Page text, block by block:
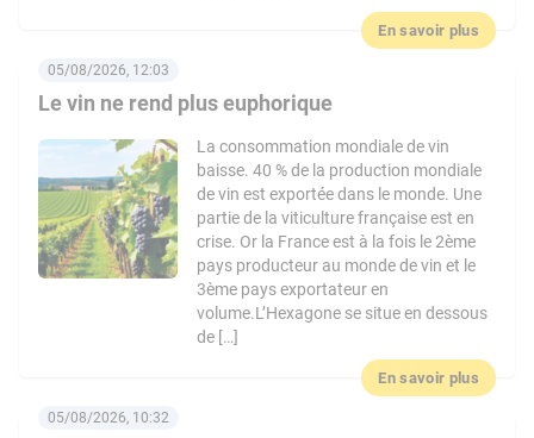
En savoir plus
Le vin ne rend plus euphorique
05/08/2026, 12:03
La consommation mondiale de vin
baisse. 40 % de la production mondiale
de vin est exportée dans le monde. Une
partie de la viticulture française est en
crise. Or la France est à la fois le 2ème
pays producteur au monde de vin et le
3ème pays exportateur en
volume.L’Hexagone se situe en dessous
de […]
En savoir plus
05/08/2026, 10:32